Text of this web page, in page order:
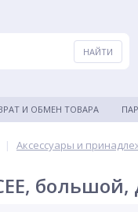
И ОБМЕН ТОВАРА
| Аксессуары и